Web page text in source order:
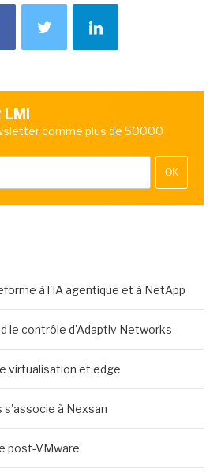
LMI
comme plus de 50000
OK
à l'IA agentique et à NetApp
le contrôle d'Adaptiv Networks
virtualisation et edge
s'associe à Nexsan
post-VMware